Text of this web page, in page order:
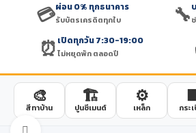
💳ผ่อน 0% ทุกธนาคาร
รับบัตรเครดิตทุกใบ 🔧
⏰ เปิดทุกวัน 7:30-19:00
ไม่หยุดพัก ตลอดปี
🎨
สีทาบ้าน
🏗️
ปูนซีเมนต์
⚙️
เหล็ก กระ
Click to enlarge